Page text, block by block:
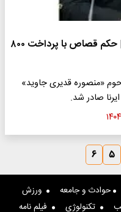
همسر خبرنگار ایرنا در انتظار چوبه دار | حکم قصاص با پرداخت ۸۰۰
«منصوره قدیری جاوید»
صادر شد.
۵ ۶
حوادث و جامعه
ورزش
تکنولوژی
فیلم نامه